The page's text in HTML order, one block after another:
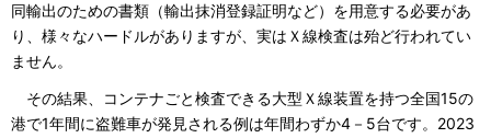
同輸出のための書類（輸出抹消登録証明など）を用意する必要があ
り、様々なハードルがありますが、実はＸ線検査は殆ど行われてい
ません。
その結果、コンテナごと検査できる大型Ｘ線装置を持つ全国15の
港で1年間に盗難車が発見される例は年間わずか4－5台です。2023